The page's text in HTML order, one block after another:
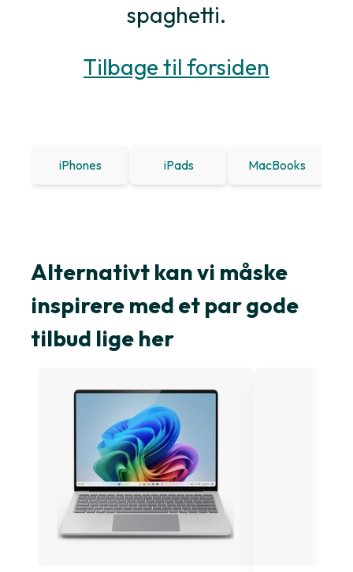
spaghetti.
Tilbage til forsiden
iPhones iPads MacBooks
Alternativt kan vi måske
inspirere med et par gode
tilbud lige her